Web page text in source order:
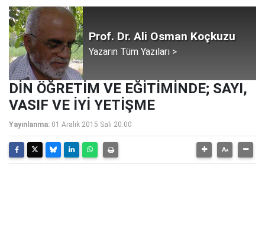
Prof. Dr. Ali Osman Koçkuzu
Yazarın Tüm Yazıları >
DİN ÖĞRETİM VE EĞİTİMİNDE; SAYI,
VASIF VE İYİ YETİŞME
Yayınlanma: 01 Aralık 2015 Salı 20:00